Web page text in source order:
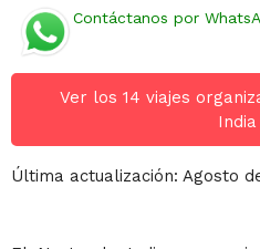
Contáctanos por
Ver los 14 viajes
Última actualización: Agosto